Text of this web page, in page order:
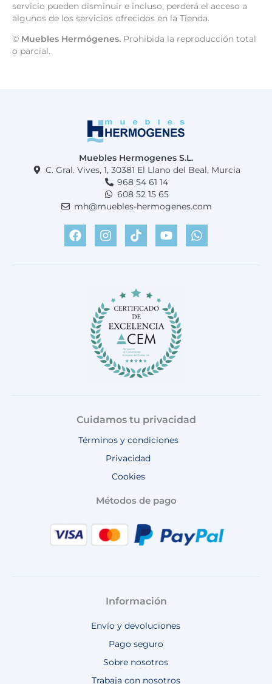
servicio pueden disminuir e incluso, perderá el acceso a
algunos de los servicios ofrecidos en la Tienda.
© Muebles Hermógenes. Prohibida la reproducción total
o parcial.
Muebles Hermogenes S.L.
C. Gral. Vives, 1, 30381 El Llano del Beal, Murcia
968 54 61 14
608 52 15 65
mh@muebles-hermogenes.com
F
a
c
I
n
s
a
m
T
i
k
Y
o
u
W
h
a
Cuidamos tu privacidad
Términos y condiciones
Privacidad
Cookies
Métodos de pago
Información
Envío y devoluciones
Pago seguro
Sobre nosotros
Trabaja con nosotros